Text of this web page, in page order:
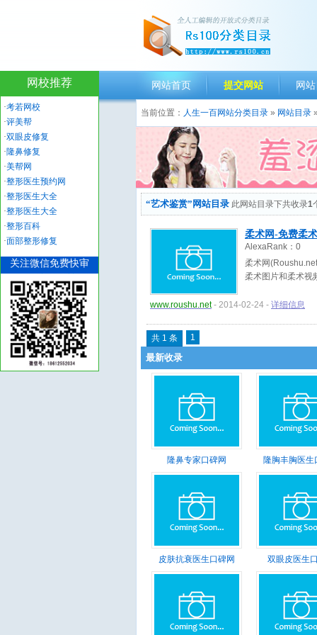
网站首页 提交网站 网
当前位置： 人生一百网站分类目录 » 网站目录 »
“艺术鉴赏”网站目录 此网站目录下共收录1
柔术网-免费柔
AlexaRank： 0
柔术网
柔术图片和柔术视
www.roushu.net- 2014-02-24 - 详细信息
共 1 条 1
最新收录
隆鼻专家口碑网 隆胸丰胸医生
皮肤抗衰医生口碑网 双眼皮医生
网校推荐
·考若网校
·评美帮
·双眼皮修复
·隆鼻修复
·美帮网
·整形医生预约网
·整形医生大全
·整形医生大全
·整形百科
·面部整形修复
关注微信免费快审